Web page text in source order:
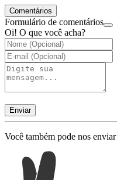
Comentários
Formulário de comentários
Oi! O que você acha?
Enviar
Você também pode nos